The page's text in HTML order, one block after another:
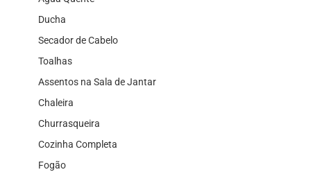
Ducha
Secador de Cabelo
Toalhas
Assentos na Sala de Jantar
Chaleira
Churrasqueira
Cozinha Completa
Fogão